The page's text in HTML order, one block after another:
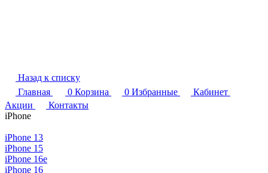
Назад к списку
Главная
0 Корзина 0 Избранные
Кабинет
Акции
Контакты
iPhone
iPhone 13
iPhone 15
iPhone 16e
iPhone 16